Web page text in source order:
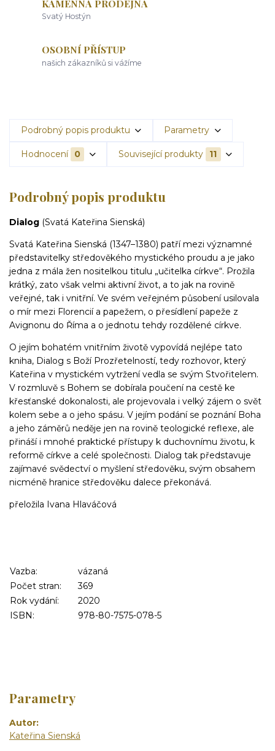
KAMENNÁ PRODEJNA
Svatý Hostýn
OSOBNÍ PŘÍSTUP
našich zákazníků si vážíme
Podrobný popis produktu Parametry
Hodnocení 0 Související produkty 11
Podrobný popis produktu
Dialog (Svatá Kateřina Sienská)
Svatá Kateřina Sienská (1347–1380) patří mezi významné
představitelky středověkého mystického proudu a je jako
jedna z mála žen nositelkou titulu „učitelka církve“. Prožila
krátký, zato však velmi aktivní život, a to jak na rovině
veřejné, tak i vnitřní. Ve svém veřejném působení usilovala
o mír mezi Florencií a papežem, o přesídlení papeže z
Avignonu do Říma a o jednotu tehdy rozdělené církve.
O jejím bohatém vnitřním životě vypovídá nejlépe tato
kniha, Dialog s Boží Prozřetelností, tedy rozhovor, který
Kateřina v mystickém vytržení vedla se svým Stvořitelem.
V rozmluvě s Bohem se dobírala poučení na cestě ke
křesťanské dokonalosti, ale projevovala i velký zájem o svět
kolem sebe a o jeho spásu. V jejím podání se poznání Boha
a jeho záměrů neděje jen na rovině teologické reflexe, ale
přináší i mnohé praktické přístupy k duchovnímu životu, k
reformě církve a celé společnosti. Dialog tak představuje
zajímavé svědectví o myšlení středověku, svým obsahem
nicméně hranice středověku dalece překonává.
přeložila Ivana Hlaváčová
Vazba:
vázaná
Počet stran:
369
Rok vydání:
2020
ISBN:
978-80-7575-078-5
Parametry
Autor
Kateřina Sienská